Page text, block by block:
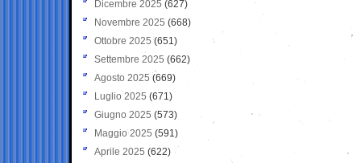
Dicembre 2025 (627)
Novembre 2025 (668)
Ottobre 2025 (651)
Settembre 2025 (662)
Agosto 2025 (669)
Luglio 2025 (671)
Giugno 2025 (573)
Maggio 2025 (591)
Aprile 2025 (622)